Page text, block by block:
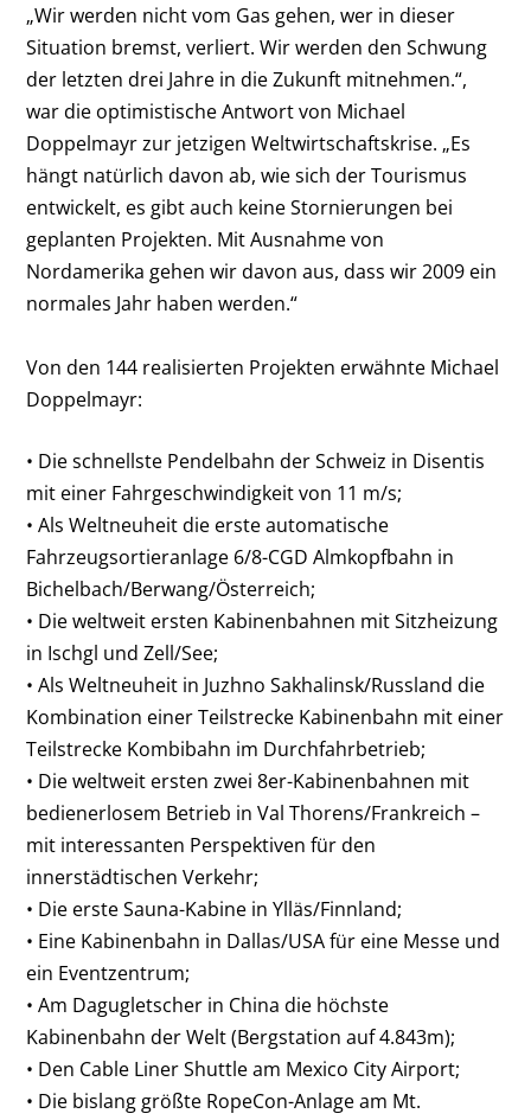
„Wir werden nicht vom Gas gehen, wer in dieser
Situation bremst, verliert. Wir werden den Schwung
der letzten drei Jahre in die Zukunft mitnehmen.“,
war die optimistische Antwort von Michael
Doppelmayr zur jetzigen Weltwirtschaftskrise. „Es
hängt natürlich davon ab, wie sich der Tourismus
entwickelt, es gibt auch keine Stornierungen bei
geplanten Projekten. Mit Ausnahme von
Nordamerika gehen wir davon aus, dass wir 2009 ein
normales Jahr haben werden.“
Von den 144 realisierten Projekten erwähnte Michael
Doppelmayr:
• Die schnellste Pendelbahn der Schweiz in Disentis
mit einer Fahrgeschwindigkeit von 11 m/s;
• Als Weltneuheit die erste automatische
Fahrzeugsortieranlage 6/8-CGD Almkopfbahn in
Bichelbach/Berwang/Österreich;
• Die weltweit ersten Kabinenbahnen mit Sitzheizung
in Ischgl und Zell/See;
• Als Weltneuheit in Juzhno Sakhalinsk/Russland die
Kombination einer Teilstrecke Kabinenbahn mit einer
Teilstrecke Kombibahn im Durchfahrbetrieb;
• Die weltweit ersten zwei 8er-Kabinenbahnen mit
bedienerlosem Betrieb in Val Thorens/Frankreich –
mit interessanten Perspektiven für den
innerstädtischen Verkehr;
• Die erste Sauna-Kabine in Ylläs/Finnland;
• Eine Kabinenbahn in Dallas/USA für eine Messe und
ein Eventzentrum;
• Am Dagugletscher in China die höchste
Kabinenbahn der Welt (Bergstation auf 4.843m);
• Den Cable Liner Shuttle am Mexico City Airport;
• Die bislang größte RopeCon-Anlage am Mt.